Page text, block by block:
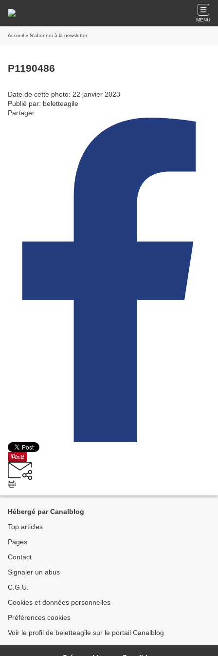
MENU
Accueil » S'abonner à la newsletter
P1190486
Date de cette photo: 22 janvier 2023
Publié par: beletteagile
Partager
Hébergé par Canalblog
Top articles
Pages
Contact
Signaler un abus
C.G.U.
Cookies et données personnelles
Préférences cookies
Voir le profil de beletteagile sur le portail Canalblog